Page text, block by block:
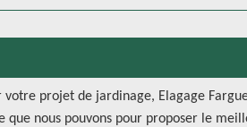
projet de jardinage, Elagage
que nous pouvons pour proposer le